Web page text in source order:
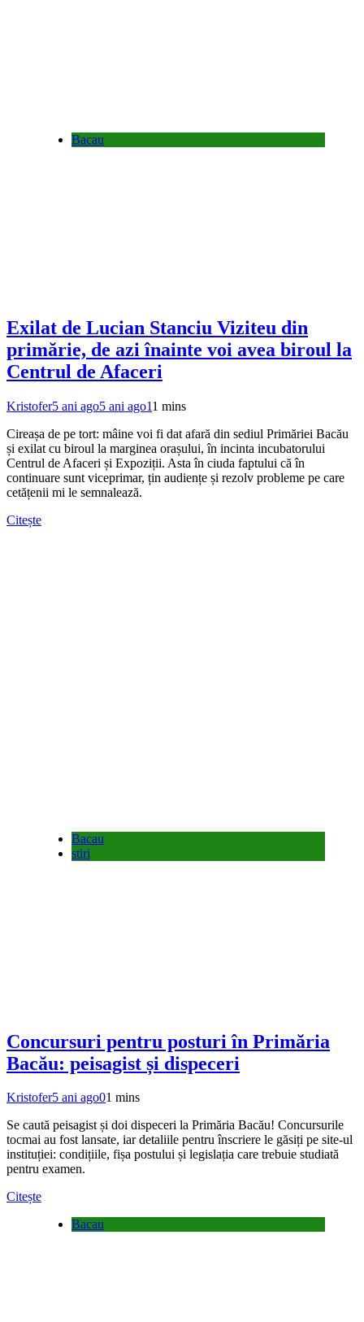
Bacau
Exilat de Lucian Stanciu Viziteu din
primărie, de azi înainte voi avea biroul la
Centrul de Afaceri
Kristofer5 ani ago5 ani ago11 mins
Cireașa de pe tort: mâine voi fi dat afară din sediul Primăriei Bacău
și exilat cu biroul la marginea orașului, în incinta incubatorului
Centrul de Afaceri și Expoziții. Asta în ciuda faptului că în
continuare sunt viceprimar, țin audiențe și rezolv probleme pe care
cetățenii mi le semnalează.
Citește
Bacau
stiri
Concursuri pentru posturi în Primăria
Bacău: peisagist și dispeceri
Kristofer5 ani ago01 mins
Se caută peisagist și doi dispeceri la Primăria Bacău! Concursurile
tocmai au fost lansate, iar detaliile pentru înscriere le găsiți pe site-ul
instituției: condițiile, fișa postului și legislația care trebuie studiată
pentru examen.
Citește
Bacau